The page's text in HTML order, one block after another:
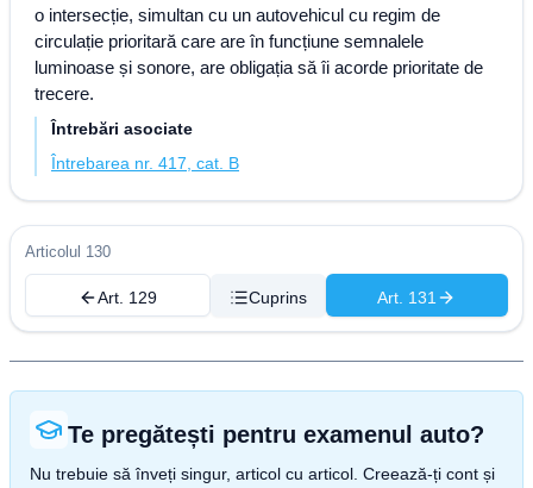
o intersecție, simultan cu un autovehicul cu regim de
circulație prioritară care are în funcțiune semnalele
luminoase și sonore, are obligația să îi acorde prioritate de
trecere.
Întrebări asociate
Întrebarea nr. 417, cat. B
Articolul 130
Art. 129 Cuprins Art. 131
Te pregătești pentru examenul auto?
Nu trebuie să înveți singur, articol cu articol. Creează-ți cont și